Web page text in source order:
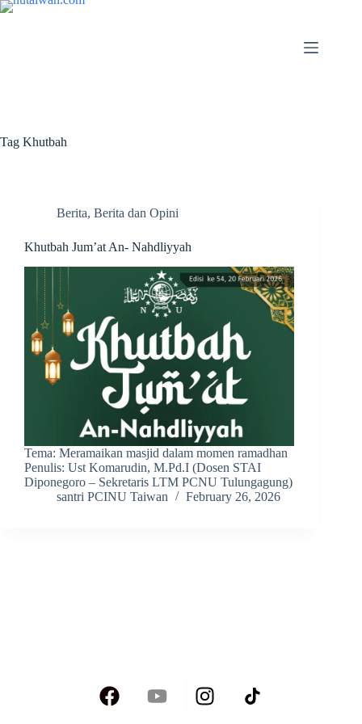
Tag Khutbah
Berita, Berita dan Opini
Khutbah Jum’at An- Nahdliyyah
Tema: Meramaikan masjid dalam momen ramadhan
Penulis: Ust Komarudin, M.Pd.I (Dosen STAI
Diponegoro – Sekretaris LTM PCNU Tulungagung)
santri PCINU Taiwan
February 26, 2026